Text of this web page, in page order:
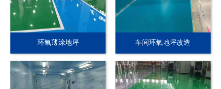
环氧薄涂地坪 车间环氧地坪改造